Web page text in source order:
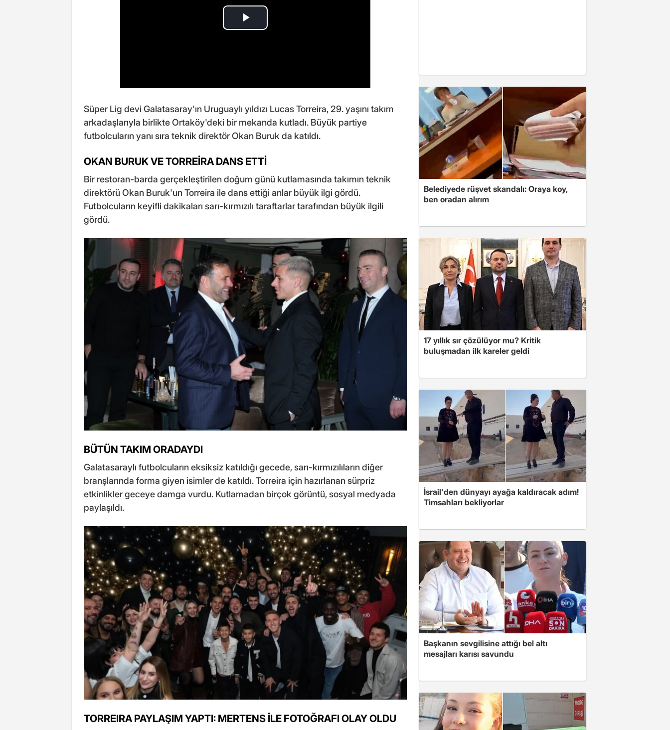
Süper Lig devi Galatasaray'ın Uruguaylı yıldızı Lucas Torreira, 29. yaşını takım
arkadaşlarıyla birlikte Ortaköy'deki bir mekanda kutladı. Büyük partiye
futbolcuların yanı sıra teknik direktör Okan Buruk da katıldı.
OKAN BURUK VE TORREİRA DANS ETTİ
Bir restoran-barda gerçekleştirilen doğum günü kutlamasında takımın teknik
direktörü Okan Buruk'un Torreira ile dans ettiği anlar büyük ilgi gördü.
Futbolcuların keyifli dakikaları sarı-kırmızılı taraftarlar tarafından büyük ilgili
gördü.
BÜTÜN TAKIM ORADAYDI
Galatasaraylı futbolcuların eksiksiz katıldığı gecede, sarı-kırmızılıların diğer
branşlarında forma giyen isimler de katıldı. Torreira için hazırlanan sürpriz
etkinlikler geceye damga vurdu. Kutlamadan birçok görüntü, sosyal medyada
paylaşıldı.
TORREIRA PAYLAŞIM YAPTI: MERTENS İLE FOTOĞRAFI OLAY OLDU
Belediyede rüşvet skandalı: Oraya koy,
ben oradan alırım
17 yıllık sır çözülüyor mu? Kritik
buluşmadan ilk kareler geldi
İsrail'den dünyayı ayağa kaldıracak adım!
Timsahları bekliyorlar
Başkanın sevgilisine attığı bel altı
mesajları karısı savundu